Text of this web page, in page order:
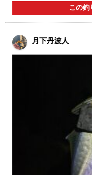
この釣
月下丹波人